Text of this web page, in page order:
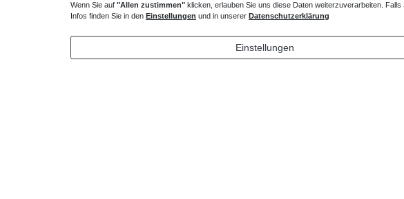
Heizkörper Ventil
135,00 € *
Wenn Sie auf "Allen zustimmen" klicken, erlauben Sie uns diese Daten weiterzuverarbeiten. Falls
Infos finden Sie in den Einstellungen und in unserer Datenschutzerklärung
Einstellungen